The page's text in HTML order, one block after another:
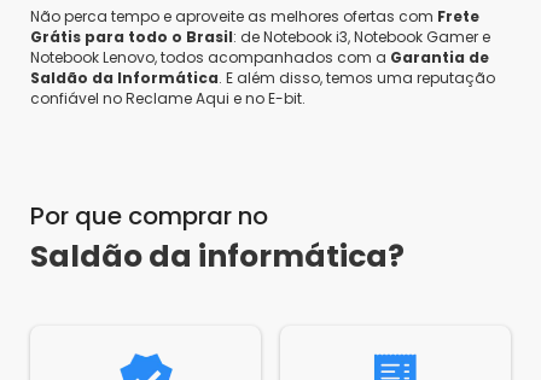
Não perca tempo e aproveite as melhores ofertas com Frete
Grátis para todo o Brasil: de Notebook i3, Notebook Gamer e
Notebook Lenovo, todos acompanhados com a Garantia de
Saldão da Informática. E além disso, temos uma reputação
confiável no Reclame Aqui e no E-bit.
Por que comprar no
Saldão da informática?